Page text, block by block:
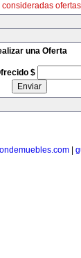
consideradas ofertas
una Oferta
$